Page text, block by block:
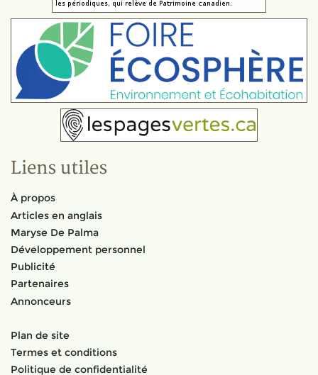
Liens utiles
À propos
Articles en anglais
Maryse De Palma
Développement personnel
Publicité
Partenaires
Annonceurs
Plan de site
Termes et conditions
Politique de confidentialité